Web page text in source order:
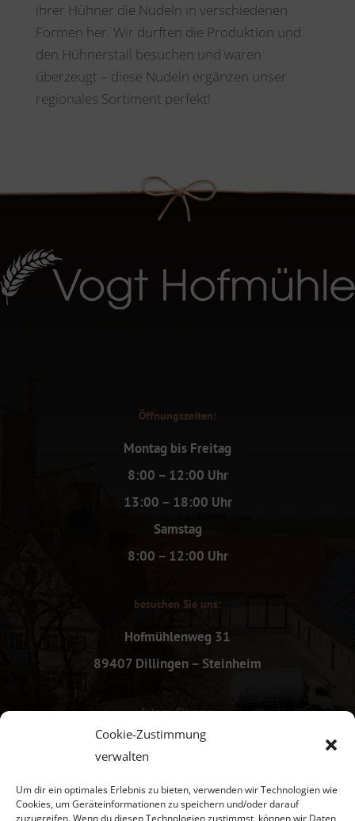
Cookie-Zustimmung
verwalten
Um dir ein optimales Erlebnis zu bieten, verwenden wir Technologien wie
Cookies, um Geräteinformationen zu speichern und/oder darauf
zuzugreifen. Wenn du diesen Technologien zustimmst, können wir Daten
ihrer Hühner die Nudeln in verschiedenen
Formen her. Wir durften die Produktion und
den Hühnerstall besuchen und waren
überzeugt – diese Nudeln ergänzen unser
regionales Sortiment perfekt!
Öffnungszeiten:
Montag bis Freitag
8:00 – 12:00 Uhr
13:00 – 18:00 Uhr
Samstag
8:00 – 12:00 Uhr
besuchen Sie uns:
Hofmühlenweg 31
89407 Dillingen – Steinheim
folgen Sie uns: